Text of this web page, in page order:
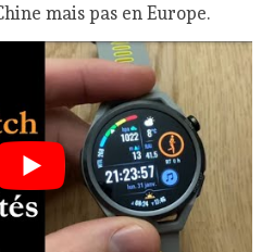
mais pas en Europe.